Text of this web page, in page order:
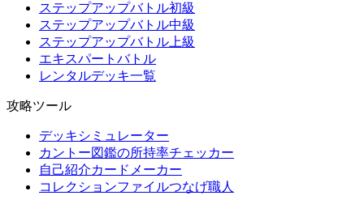
ステップアップバトル初級
ステップアップバトル中級
ステップアップバトル上級
エキスパートバトル
レンタルデッキ一覧
攻略ツール
デッキシミュレーター
カントー図鑑の所持率チェッカー
自己紹介カードメーカー
コレクションファイルつなげ職人